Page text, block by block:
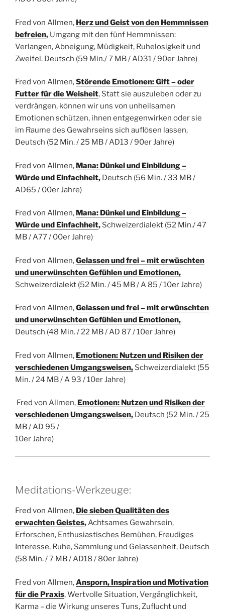
Fred von Allmen, Herz und Geist von den Hemmnissen
befreien, Umgang mit den fünf Hemmnissen:
Verlangen, Abneigung, Müdigkeit, Ruhelosigkeit und
Zweifel. Deutsch (59 Min./ 7 MB / AD31 / 90er Jahre)
Fred von Allmen,Störende Emotionen: Gift – oder
Futter für die Weisheit, Statt sie auszuleben oder zu
verdrängen, können wir uns von unheilsamen
Emotionen schützen, ihnen entgegenwirken oder sie
im Raume des Gewahrseins sich auflösen lassen,
Deutsch (52 Min. / 25 MB / AD13 / 90er Jahre)
Fred von Allmen, Mana: Dünkel und Einbildung –
Würde und Einfachheit, Deutsch (56 Min. / 33 MB /
AD65 / 00er Jahre)
Fred von Allmen, Mana: Dünkel und Einbildung –
Würde und Einfachheit, Schweizerdialekt (52 Min./ 47
MB / A77 / 00er Jahre)
Fred von Allmen,Gelassen und frei – mit erwüschten
und unerwünschten Gefühlen und Emotionen,
Schweizerdialekt (52 Min. / 45 MB / A 85 / 10er Jahre)
Fred von Allmen,Gelassen und frei – mit erwünschten
und unerwünschten Gefühlen und Emotionen,
Deutsch (48 Min. / 22 MB / AD 87 / 10er Jahre)
Fred von Allmen, Emotionen: Nutzen und Risiken der
verschiedenen Umgangsweisen, Schweizerdialekt (55
Min. / 24 MB / A 93 / 10er Jahre)
Fred von Allmen, Emotionen: Nutzen und Risiken der
verschiedenen Umgangsweisen, Deutsch (52 Min. / 25
MB / AD 95 /
10er Jahre)
Meditations-Werkzeuge:
Fred von Allmen, Die sieben Qualitäten des
erwachten Geistes,Achtsames Gewahrsein,
Erforschen, Enthusiastisches Bemühen, Freudiges
Interesse, Ruhe, Sammlung und Gelassenheit, Deutsch
(58 Min. / 7 MB / AD18 / 80er Jahre)
Fred von Allmen,Ansporn, Inspiration und Motivation
für die Praxis, Wertvolle Situation, Vergänglichkeit,
Karma – die Wirkung unseres Tuns, Zuflucht und